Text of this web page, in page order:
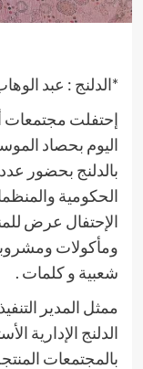
*الدلنج : عبد
إحتفلت مجتمعات
اليوم بحصاد
بالدلنج بحضور
الحكومية
الإحتفال عرض
ومأكولات
شعبية و كلمات .
ممثل المدير
الدلنج الإدارية
بالمجتمعات